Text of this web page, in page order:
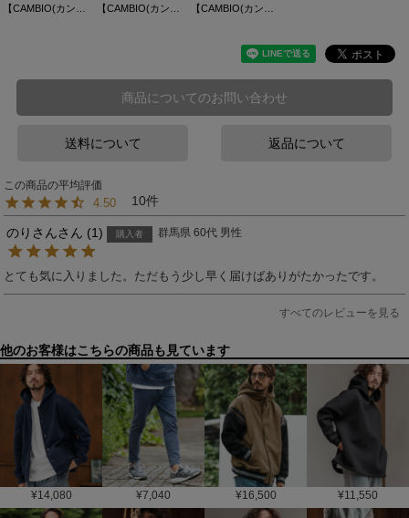
商品についてのお問い合わせ
送料について 返品について
4.50 10
のりさん 1 購入者 群馬県 60代 男性
とても気に入りました。ただもう少し早く届けばありがたかったです。
すべてのレビューを見る
他のお客様はこちらの商品も見ています
¥14,080 ¥7,040 ¥16,500 ¥11,550